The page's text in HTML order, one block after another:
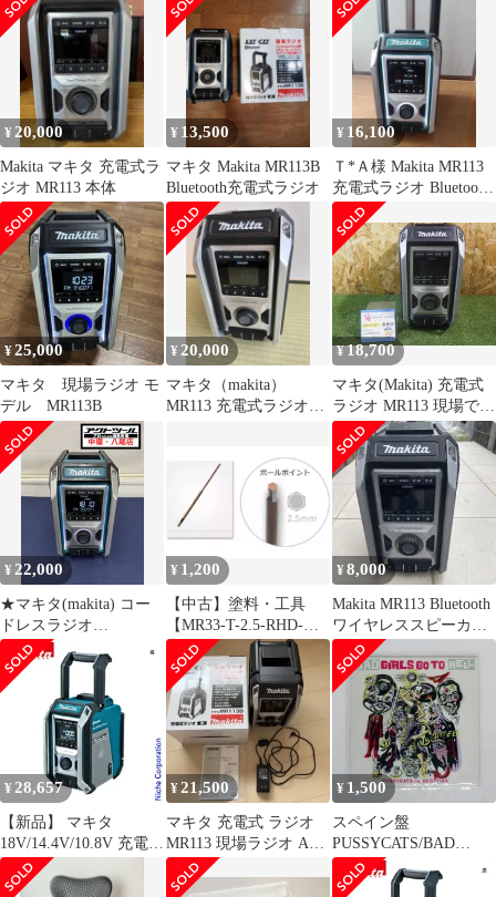
プ) 13×15mm MR11315F
未使用 送料無料
¥ 20,000
Makita マキタ 充電式ラ
ジオ MR113 本体
¥ 13,500
マキタ Makita MR113B
Bluetooth充電式ラジオ
¥ 16,100
Ｔ*Ａ様 Makita MR113
充電式ラジオ Bluetooth
対応
¥25,000
マキタ 現場ラジオ モ
デル MR113B
¥20,000
マキタ（makita）
MR113 充電式ラジオ
¥18,700
マキタ(Makita) 充電式
ラジオ MR113 現場での
BGMなどに！中古品
¥ 22,000
★マキタ(makita) コー
ドレスラジオ
MR113【八尾店】
¥ 1,200
【中古】塗料・工具
【MR33-T-2.5-RHD-
TIP】 ワールドチャン
ピオンツール ボールポ
イントレンチ 2.5mm 交
換用ビット [MR1133]
¥8,000
Makita MR113 Bluetooth
ワイヤレススピーカ
ー ジャンク品
¥ 28,657
【新品】 マキタ
18V/14.4V/10.8V 充電式
ラジオ 本体のみ
(MR113) (青)
¥21,500
マキタ 充電式 ラジオ
MR113 現場ラジオ AC
アダプター付き
¥ 1,500
スペイン盤
PUSSYCATS/BAD
GIRLS GO TO
HELL/MUNSTER